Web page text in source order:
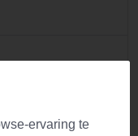
ervaring te